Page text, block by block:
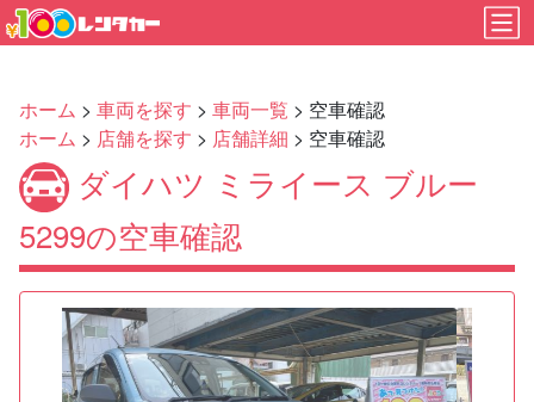
ホーム > 車両を探す > 車両一覧 > 空車確認
ホーム > 店舗を探す > 店舗詳細 > 空車確認
ダイハツ ミライース ブルー
5299の空車確認